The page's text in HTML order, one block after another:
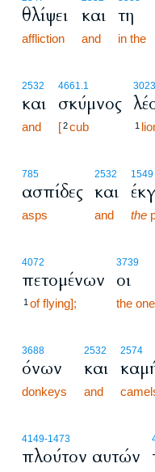
θλίψει
affliction
και
and
τη
in the
2532
και
and
4661.1
σκύμνος
[2cub
3023
1
785
ασπίδες
asps
2532
και
and
1549
the
4072
πετομένων
1 of flying];
3739
οι
the
3688
όνων
donkeys
2532
και
and
2574
4149-1473
πλούτον αυτών